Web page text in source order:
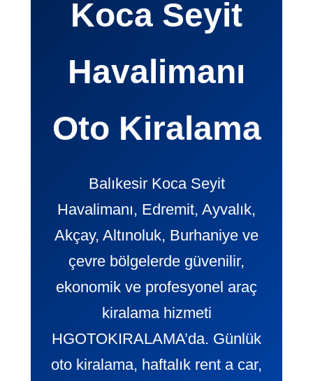
Koca Seyit
Havalimanı
Oto Kiralama
Balıkesir Koca Seyit
Havalimanı, Edremit, Ayvalık,
Akçay, Altınoluk, Burhaniye ve
çevre bölgelerde güvenilir,
ekonomik ve profesyonel araç
kiralama hizmeti
HGOTOKIRALAMA’da. Günlük
oto kiralama, haftalık rent a car,